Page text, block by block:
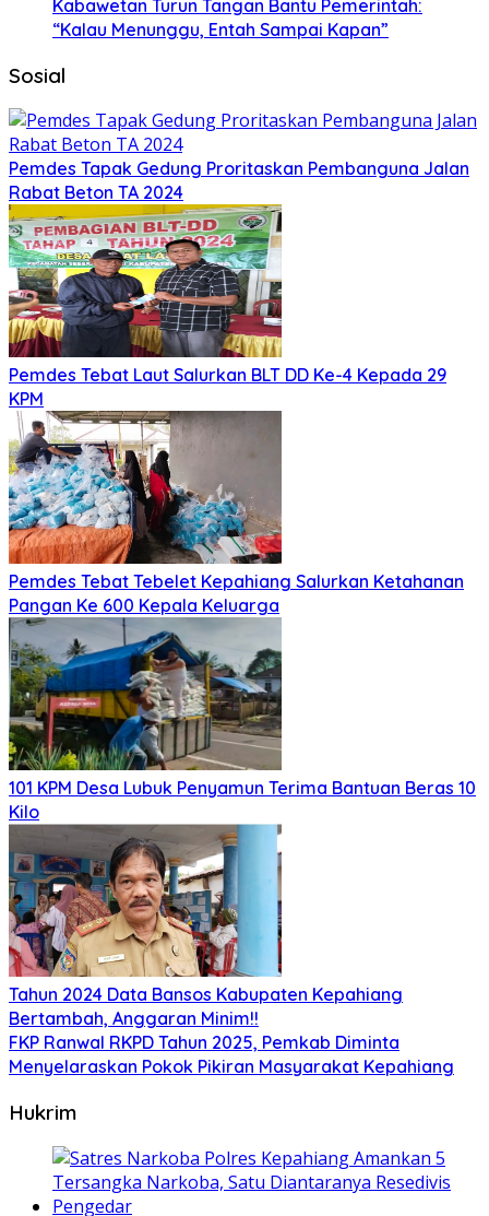
Kabawetan Turun Tangan Bantu Pemerintah:
“Kalau Menunggu, Entah Sampai Kapan”
Sosial
Pemdes Tapak Gedung Proritaskan Pembanguna Jalan
Rabat Beton TA 2024
Pemdes Tebat Laut Salurkan BLT DD Ke-4 Kepada 29
KPM
Pemdes Tebat Tebelet Kepahiang Salurkan Ketahanan
Pangan Ke 600 Kepala Keluarga
101 KPM Desa Lubuk Penyamun Terima Bantuan Beras 10
Kilo
Tahun 2024 Data Bansos Kabupaten Kepahiang
Bertambah, Anggaran Minim!!
FKP Ranwal RKPD Tahun 2025, Pemkab Diminta
Menyelaraskan Pokok Pikiran Masyarakat Kepahiang
Hukrim